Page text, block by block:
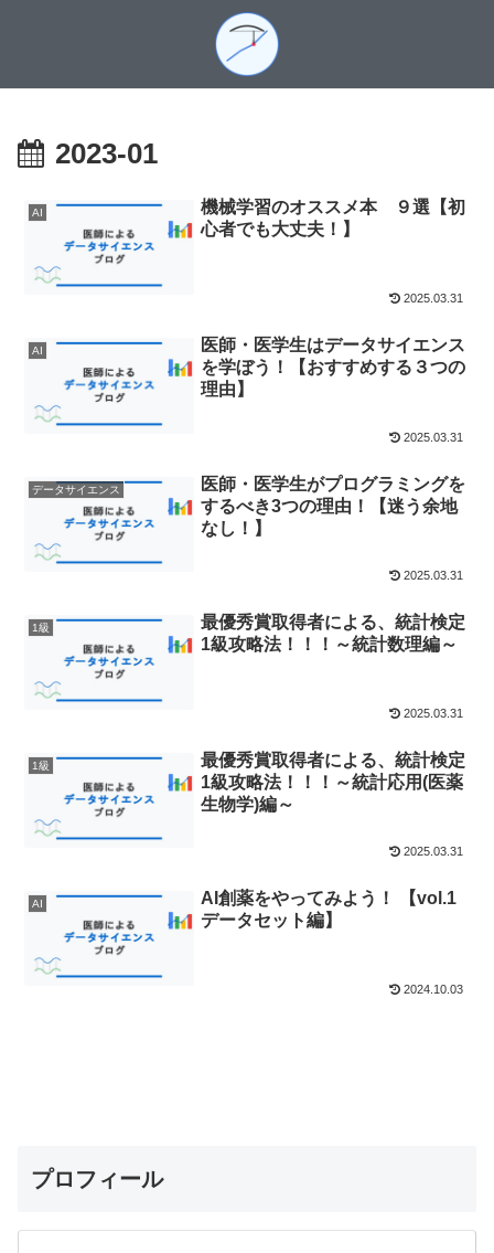
2023-01
AI
機械学習のオススメ本 ９選【初
心者でも大丈夫！】
2025.03.31
AI
医師・医学生はデータサイエンス
を学ぼう！【おすすめする３つの
理由】
2025.03.31
データサイエンス
医師・医学生がプログラミングを
するべき3つの理由！【迷う余地
なし！】
2025.03.31
1級
最優秀賞取得者による、統計検定
1級攻略法！！！～統計数理編～
2025.03.31
1級
最優秀賞取得者による、統計検定
1級攻略法！！！～統計応用(医薬
生物学)編～
2025.03.31
AI
AI創薬をやってみよう！ 【vol.1
データセット編】
2024.10.03
プロフィール